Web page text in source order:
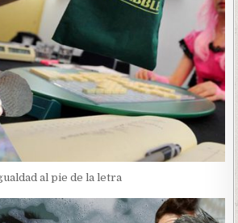
al pie de la letra